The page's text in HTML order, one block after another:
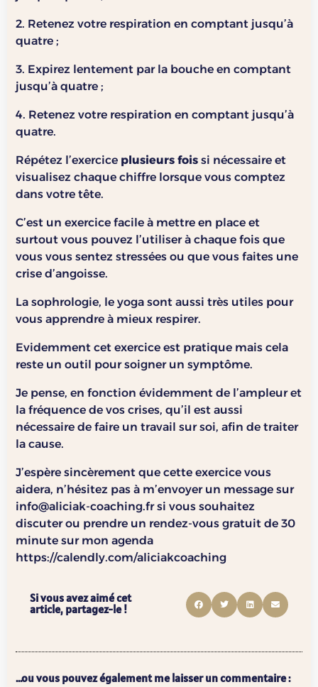
2. Retenez votre respiration en comptant jusqu’à
quatre ;
3. Expirez lentement par la bouche en comptant
jusqu’à quatre ;
4. Retenez votre respiration en comptant jusqu’à
quatre.
Répétez l’exercice plusieurs fois si nécessaire et
visualisez chaque chiffre lorsque vous comptez
dans votre tête.
C’est un exercice facile à mettre en place et
surtout vous pouvez l’utiliser à chaque fois que
vous vous sentez stressées ou que vous faites une
crise d’angoisse.
La sophrologie, le yoga sont aussi très utiles pour
vous apprendre à mieux respirer.
Evidemment cet exercice est pratique mais cela
reste un outil pour soigner un symptôme.
Je pense, en fonction évidemment de l’ampleur et
la fréquence de vos crises, qu’il est aussi
nécessaire de faire un travail sur soi, afin de traiter
la cause.
J’espère sincèrement que cette exercice vous
aidera, n’hésitez pas à m’envoyer un message sur
info@aliciak-coaching.fr si vous souhaitez
discuter ou prendre un rendez-vous gratuit de 30
minute sur mon agenda
https://calendly.com/aliciakcoaching
Si vous avez aimé cet
article, partagez-le !
...ou vous pouvez également me laisser un commentaire :